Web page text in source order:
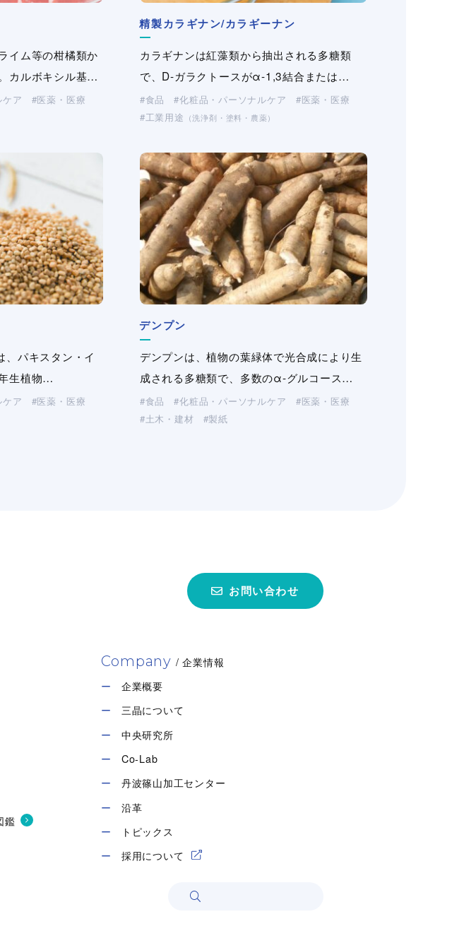
イム等の柑橘類か
カルボキシル基…
ア 医薬・医療
精製カラギナン/カラギーナン
カラギナンは紅藻類から抽出される多糖類
で、D-ガラクトースがα-1,3結合または…
食品 化粧品・パーソナルケア
医薬・医療
工業用途 （洗浄剤・塗料・農薬）
パキスタン・イ
生植物…
ア 医薬・医療
デンプン
デンプンは、植物の葉緑体で光合成により生
成される多糖類で、多数のα-グルコース…
食品 化粧品・パーソナルケア
医薬・医療
土木・建材
製紙
ビスコース加工紙
会社が共同で開…
クネット）
デルポア
Delpore/デルポアは、Mativ社によって製造
されるメルトブローン不織布で…
産業資材（不織布・プラスチックネット）
回転する2つのダ
、立体的…
クネット）
その他化合繊紙/不織布
三晶は、1957年のビニロン紙「パピロン」
開発に始まり、これまで製紙・不織布メ…
産業資材 （不織布・プラスチックネット）
ードモナス・エロ
により得られる
カチオン化グアーガム
カチオン化グアーガムは、インド・パキスタ
ン地方で栽培されている一年生豆科植物グ
ア…
化粧品・パーソナルケア
した水溶性高分子
メチル…
UniqSens SFE System（ユニークセンス
SFEシステム）はTate…
化粧品・パーソナルケア
ードモナス・エロ
により得られる
セルロース変性品（CMC・HEC・HPMC）
セルロースを部分的に変性した水溶性高分子
です。CMC（カルボキシメチル…
化粧品・パーソナルケア
医薬・医療
工業用途 （洗浄剤・塗料・農薬）
出される多糖類
結合または…
ローカストビーンガム（Locust Bean
Gum）は、大西洋や地中海に面する…
食品 化粧品・パーソナルケア
ードモナス・エロ
により得られる
カチオン化グアーガム
カチオン化グアーガムは、インド・パキスタ
ン地方で栽培されている一年生豆科植物グ
ア…
化粧品・パーソナルケア
した水溶性高分子
メチル…
加水分解グアーガムはグアーガムを加水分解
する事により得られる高性能の捺染糊料で
す…
した水溶性高分子
メチル…
医薬・医療
グアーガム変性品（工業・製紙）
加水分解グアーガムはグアーガムを加水分解
する事により得られる高性能の捺染糊料で
す…
工業用途 （洗浄剤・塗料・農薬）
で光合成により生
α-グルコース…
水産飼料の必須原料。各種水産飼料に適した
増粘多糖類を提案いたします。
工業用途（洗浄剤・塗料・農薬）
した水溶性高分子
メチル…
医薬・医療
グアーガム変性品（工業・製紙）
加水分解グアーガムはグアーガムを加水分解
する事により得られる高性能の捺染糊料で
す…
工業用途 （洗浄剤・塗料・農薬）
テル繊維、ポリエ
いしております。
大和紡績株式会社、JNC株式会社、宇部エク
シモ株式会社のポリオレフィン系繊維をお…
製紙
お問い合わせ
鑑
Company / 企業情報
企業概要
三晶について
中央研究所
Co-Lab
丹波篠山加工センター
沿革
トピックス
採用について